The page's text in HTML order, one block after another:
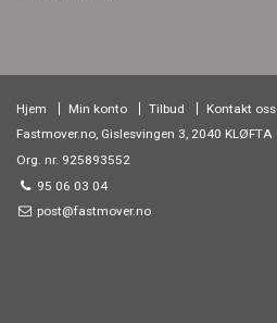
Hjem Min konto Tilbud Kontakt oss
Fastmover.no, Gislesvingen 3, 2040 KLØFTA
Org. nr. 925893552
95 06 03 04
post@fastmover.no